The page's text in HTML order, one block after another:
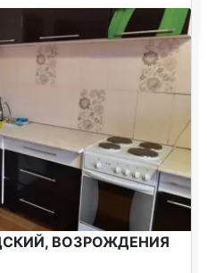
ВОЗРОЖДЕНИЯ